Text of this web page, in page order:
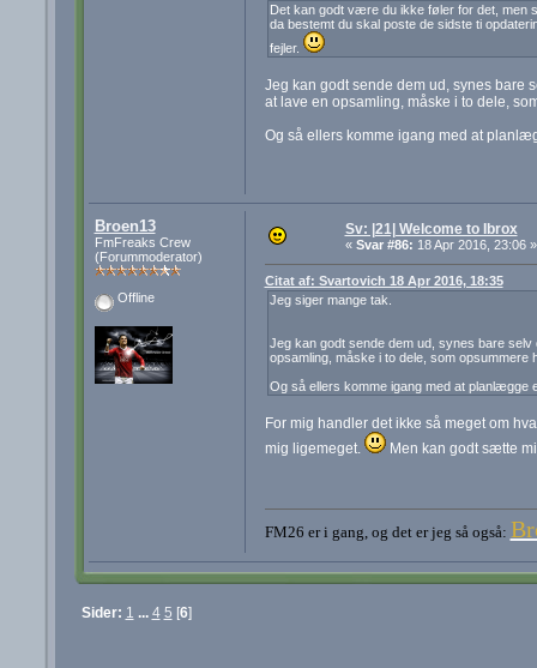
Det kan godt være du ikke føler for det, men
da bestemt du skal poste de sidste ti
fejler.
Jeg kan godt sende dem ud, synes bare
at lave en opsamling, måske i to dele,
Og så ellers komme igang med at
Broen13
FmFreaks Crew
(Forummoderator)
Offline
Sv: |21| Welcome to Ibrox
« Svar #86: 18 Apr 2016, 23:06 »
Citat af: Svartovich 18 Apr 2016, 18:35
Jeg siger mange tak.
Jeg kan godt sende dem ud, synes bare
opsamling, måske i to dele, som opsummere
Og så ellers komme igang med at planlægge
For mig handler det ikke så meget om
mig ligemeget.
Men kan godt sætte
FM26 er i gang, og det er jeg så også:
Sider: 1 ... 4 5 [6]